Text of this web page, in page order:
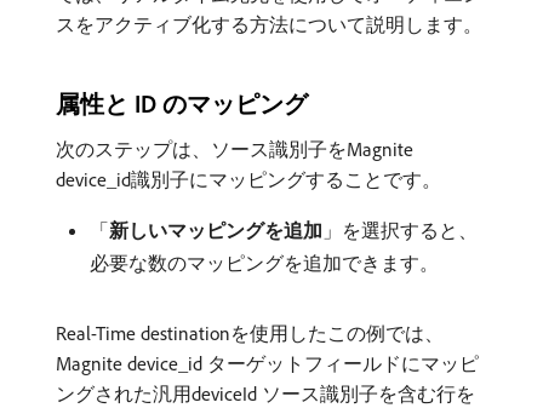
スをアクティブ化する方法について説明します。
属性と ID のマッピング
次のステップは、ソース識別子をMagnite
device_id識別子にマッピングすることです。
「新しいマッピングを追加 」を選択すると、
必要な数のマッピングを追加できます。
Real-Time destinationを使用したこの例では、
Magnite device_id ターゲットフィールドにマッピ
ングされた汎用deviceId ソース識別子を含む行を